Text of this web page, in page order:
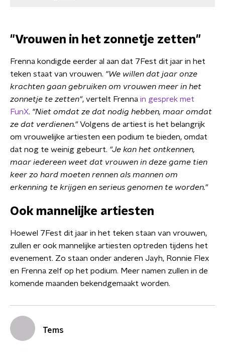
"Vrouwen in het zonnetje zetten"
Frenna kondigde eerder al aan dat 7Fest dit jaar in het
teken staat van vrouwen. "We willen dat jaar onze
krachten gaan gebruiken om vrouwen meer in het
zonnetje te zetten", vertelt Frenna in gesprek met
FunX. "Niet omdat ze dat nodig hebben, maar omdat
ze dat verdienen."Volgens de artiest is het belangrijk
om vrouwelijke artiesten een podium te bieden, omdat
dat nog te weinig gebeurt. "Je kan het ontkennen,
maar iedereen weet dat vrouwen in deze game tien
keer zo hard moeten rennen als mannen om
erkenning te krijgen en serieus genomen te worden."
Ook mannelijke artiesten
Hoewel 7Fest dit jaar in het teken staan van vrouwen,
zullen er ook mannelijke artiesten optreden tijdens het
evenement. Zo staan onder anderen Jayh, Ronnie Flex
en Frenna zelf op het podium. Meer namen zullen in de
komende maanden bekendgemaakt worden.
Tems